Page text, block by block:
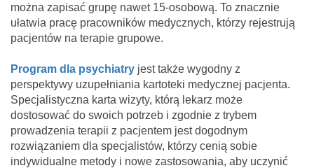
można zapisać grupę nawet 15-osobową. To znacznie
ułatwia pracę pracowników medycznych, którzy rejestrują
pacjentów na terapie grupowe.
Program dla psychiatry jest także wygodny z
perspektywy uzupełniania kartoteki medycznej pacjenta.
Specjalistyczna karta wizyty, którą lekarz może
dostosować do swoich potrzeb i zgodnie z trybem
prowadzenia terapii z pacjentem jest dogodnym
rozwiązaniem dla specjalistów, którzy cenią sobie
indywidualne metody i nowe zastosowania, aby uczynić